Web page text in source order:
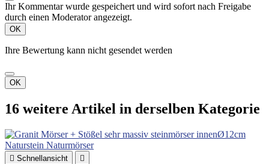
Ihr Kommentar wurde gespeichert und wird sofort nach Freigabe
durch einen Moderator angezeigt.
OK
Ihre Bewertung kann nicht gesendet werden
OK
16 weitere Artikel in derselben Kategorie
 Schnellansicht 